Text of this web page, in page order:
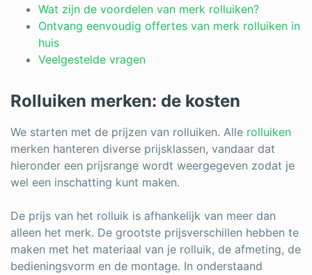
Zonwering
Log in
Wat zijn de voordelen van merk rolluiken?
Ontvang eenvoudig offertes van merk rolluiken in
huis
Veelgestelde vragen
Rolluiken merken: de kosten
We starten met de prijzen van rolluiken. Alle rolluiken
merken hanteren diverse prijsklassen, vandaar dat
hieronder een prijsrange wordt weergegeven zodat je
wel een inschatting kunt maken.
De prijs van het rolluik is afhankelijk van meer dan
alleen het merk. De grootste prijsverschillen hebben te
maken met het materiaal van je rolluik, de afmeting, de
bedieningsvorm en de montage. In onderstaand